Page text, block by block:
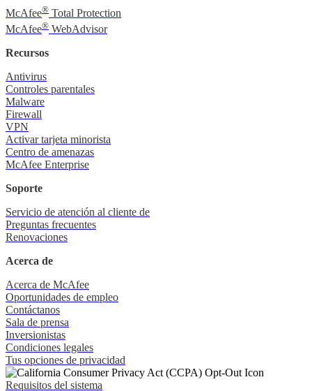
McAfee® Total Protection
McAfee® WebAdvisor
Recursos
Antivirus
Controles parentales
Malware
Firewall
VPN
Activar tarjeta minorista
Centro de amenazas
McAfee Enterprise
Soporte
Servicio de atención al cliente de
Preguntas frecuentes
Renovaciones
Acerca de
Acerca de McAfee
Oportunidades de empleo
Contáctanos
Sala de prensa
Inversionistas
Condiciones legales
Tus opciones de privacidad
Requisitos del sistema